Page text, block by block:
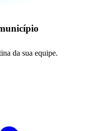
da sua equipe.